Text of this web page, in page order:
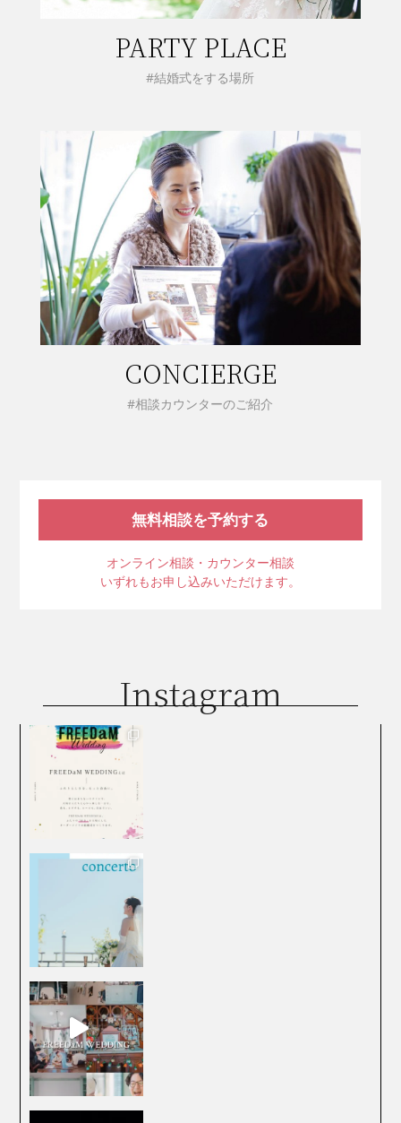
PARTY PLACE
#結婚式をする場所
CONCIERGE
#相談カウンターのご紹介
無料相談を予約する
オンライン相談・カウンター相談
いずれもお申し込みいただけます。
Instagram